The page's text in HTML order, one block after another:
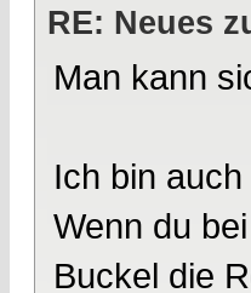
RE: Neues
Man kann
Ich bin
Wenn du
Buckel die